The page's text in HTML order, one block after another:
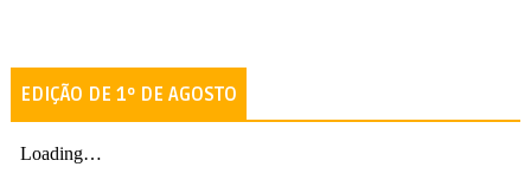
EDIÇÃO DE 1º DE AGOSTO